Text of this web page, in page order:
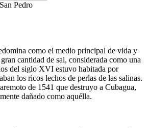
Pedro
como el medio principal de vida y
cantidad de sal, considerada como una
del siglo XVI estuvo habitada por
los ricos lechos de perlas de las salinas.
de 1541 que destruyo a Cubagua,
dañado como aquélla.